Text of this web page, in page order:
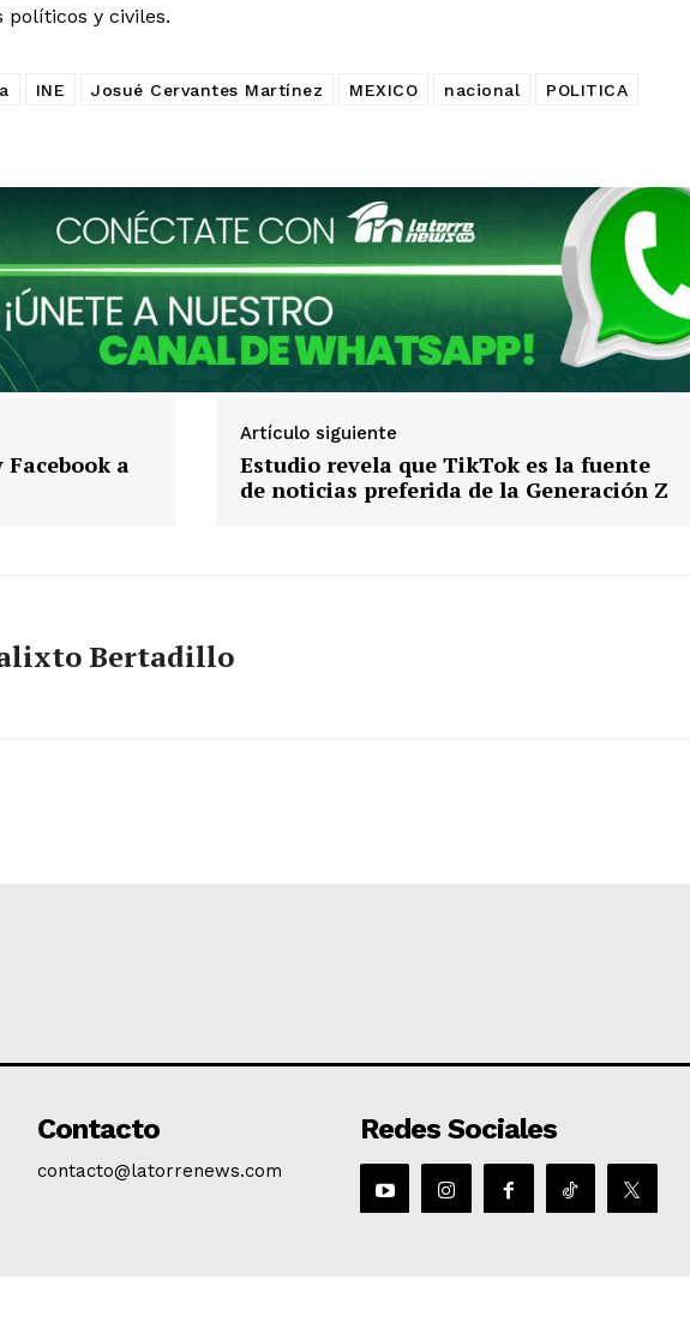
políticos y civiles.
INE Josué Cervantes Martínez MEXICO nacional
POLITICA
a
Artículo siguiente
Estudio revela que TikTok es la fuente
de noticias preferida de la Generación Z
Bertadillo
Contacto
contacto@latorrenews.com
Redes Sociales